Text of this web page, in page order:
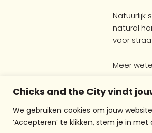
Chicks and the City vindt
We gebruiken cookies om jouw
‘Accepteren’ te klikken, stem je in
Natuurlijk
natural
voor
Meer
Ben jij of
Share